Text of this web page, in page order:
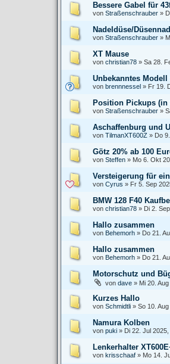
Bessere Gabel für
von Straßenschrauber »
Nadeldüse/
von Straßenschrauber »
XT Mause
von christian78 » Sa 28.
Unbekanntes
von brennnessel » Fr 19.
Position Pickups (in
von Straßenschrauber »
Aschaffenburg und
von TilmanXT600Z » Do
Götz 20% ab 100
von Steffen » Mo 6. Okt
Versteigerung für
von Cyrus » Fr 5. Sep
BMW 128 F40
von christian78 » Di 2.
Hallo zusammen
von Behemorh » Do 21.
Hallo zusammen
von Behemorh » Do 21.
Motorschutz und
von dave » Mi 20.
Kurzes Hallo
von Schmidtli » So 10.
Namura Kolben
von puki » Di 22. Jul
Lenkerhalter
von krisschaaf » Mo 14.